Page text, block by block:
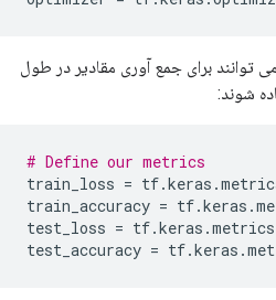
توانند برای جمع آوری مقادیر در طول
شوند:
# Define our metrics
train_loss = tf.keras .
train_accuracy = tf.keras .
test_loss = tf.keras .metrics
test_accuracy = tf.keras .